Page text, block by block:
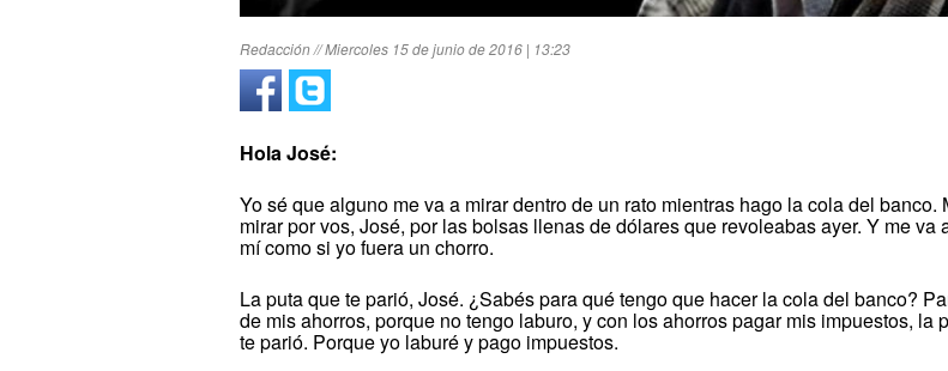
Redacción // Miercoles 15 de junio de 2016 | 13:23
Hola José:
Yo sé que alguno me va a mirar dentro de un rato mientras hago la cola del banco.
mirar por vos, José, por las bolsas llenas de dólares que revoleabas ayer. Y me va
mí como si yo fuera un chorro.
La puta que te parió, José. ¿Sabés para qué tengo que hacer la cola del banco?
de mis ahorros, porque no tengo laburo, y con los ahorros pagar mis impuestos, la
te parió. Porque yo laburé y pago impuestos.